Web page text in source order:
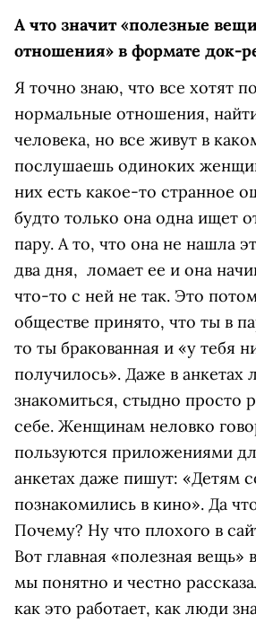
А что значит «полезные
отношения» в формате док-
Я точно знаю, что все хотят
нормальные отношения,
человека, но все живут в
послушаешь одиноких
них есть какое-то странное
будто только она одна ищет
пару. А то, что она не нашла
два дня, ломает ее и она
что-то с ней не так. Это
обществе принято, что ты в
то ты бракованная и «у тебя
получилось». Даже в
знакомиться, стыдно просто
себе. Женщинам неловко
пользуются приложениями
анкетах даже пишут: «Детям
познакомились в кино». Да
Почему? Ну что плохого в
Вот главная «полезная вещь»
мы понятно и честно
как это работает, как люди